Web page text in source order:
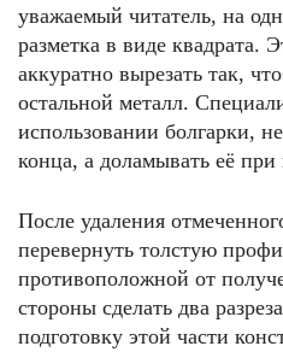
уважаемый читатель, на
разметка в виде квадрата.
аккуратно вырезать так,
остальной металл.
использовании болгарки,
конца, а доламывать её
После удаления
перевернуть толстую
противоположной от
стороны сделать два
подготовку этой части